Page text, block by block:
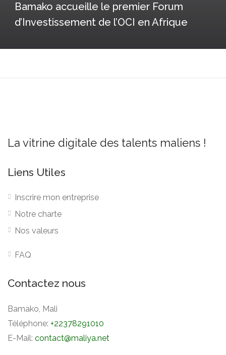
Bamako accueille le premier Forum
d’Investissement de l’OCI en Afrique
La vitrine digitale des talents maliens !
Liens Utiles
Inscrire mon entreprise
Notre charte
Nos valeurs
FAQ
Contactez nous
Bamako, Mali
Téléphone: +22378291010
E-Mail: contact@maliya.net